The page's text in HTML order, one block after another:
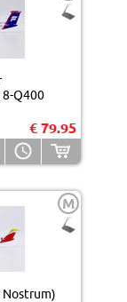
8-Q400
€ 79.95
M
Nostrum)